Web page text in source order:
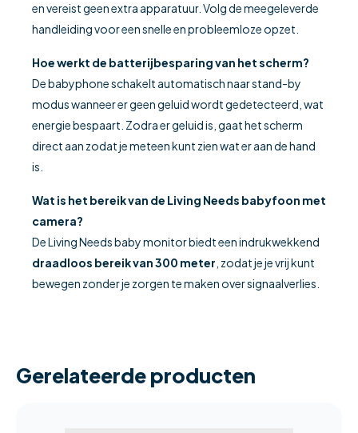
en vereist geen extra apparatuur. Volg de meegeleverde
handleiding voor een snelle en probleemloze opzet.
Hoe werkt de batterijbesparing van het scherm?
De babyphone schakelt automatisch naar stand-by
modus wanneer er geen geluid wordt gedetecteerd, wat
energie bespaart. Zodra er geluid is, gaat het scherm
direct aan zodat je meteen kunt zien wat er aan de hand
is.
Wat is het bereik van de Living Needs babyfoon met
camera?
De Living Needs baby monitor biedt een indrukwekkend
draadloos bereik van 300 meter , zodat je je vrij kunt
bewegen zonder je zorgen te maken over signaalverlies.
Gerelateerde producten